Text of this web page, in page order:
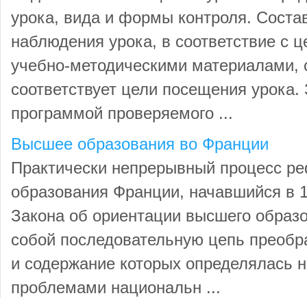
урока, вида и формы контроля.
наблюдения урока, в соответствие с
учебно-методическими материалами,
соответствует цели посещения
программой проверяемого ...
Высшее образования во Франции
Практически непрерывный процесс
образования Франции, начавшийся в
Закона об ориентации высшего
собой последовательную цепь
и содержание которых определялась
проблемами национальн ...